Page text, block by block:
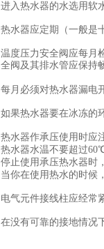
进入热水器的水选用软
热水器应定期（一般是
温度压力安全阀应每月
全阀及其排水管应保持
每月必须对热水器漏电
如果热水器要在冰冻的
热水器作承压使用时应
热水器水温不要超过
停止使用承压热水器时
当你在使用热水的时候
电气元件接线柱应经常
在没有可靠的接地情况